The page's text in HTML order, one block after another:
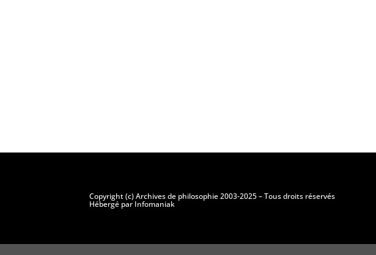
Copyright (c) Archives de philosophie 2003-2025 – Tous droits réservés
Hébergé par Infomaniak